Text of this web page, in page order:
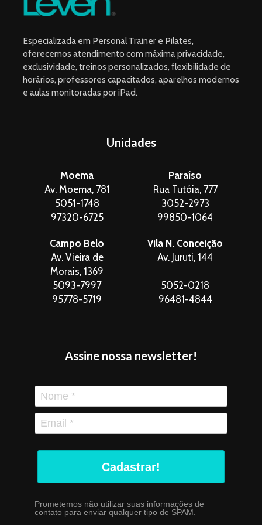
acompanhamento
personal pode auxiliar
na adesão à
musculação
Musculação: prática
gestação, pré e pós-
Especializada em Personal Trainer e Pilates,
oferecemos atendimento com máxima privacidade,
exclusividade, treinos personalizados, flexibilidade de
horários, professores capacitados, aparelhos modernos
e aulas monitoradas por iPad.
Unidades
Moema
Av. Moema, 781
5051-1748
97320-6725
Paraíso
Rua Tutóia, 777
3052-2973
99850-1064
Campo Belo
Av. Vieira de
Morais, 1369
5093-7997
95778-5719
Vila N. Conceição
Av. Juruti, 144
5052-0218
96481-4844
Assine nossa newsletter!
Cadastrar!
Prometemos não utilizar suas informações de
contato para enviar qualquer tipo de SPAM.